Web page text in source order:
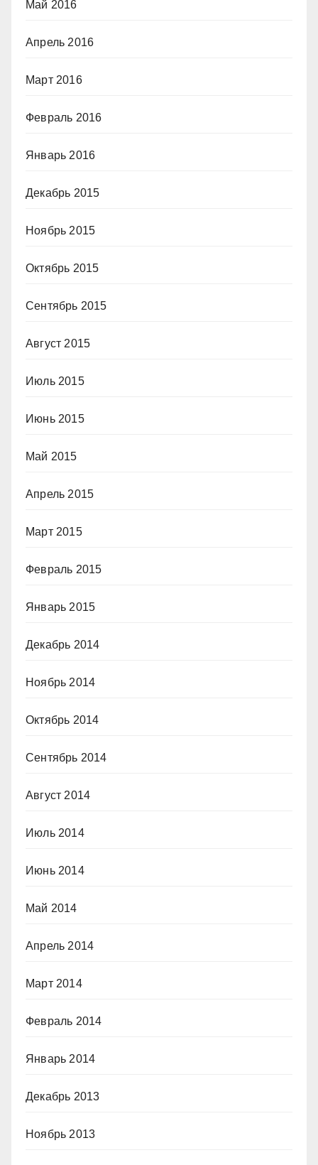
Май 2016
Апрель 2016
Март 2016
Февраль 2016
Январь 2016
Декабрь 2015
Ноябрь 2015
Октябрь 2015
Сентябрь 2015
Август 2015
Июль 2015
Июнь 2015
Май 2015
Апрель 2015
Март 2015
Февраль 2015
Январь 2015
Декабрь 2014
Ноябрь 2014
Октябрь 2014
Сентябрь 2014
Август 2014
Июль 2014
Июнь 2014
Май 2014
Апрель 2014
Март 2014
Февраль 2014
Январь 2014
Декабрь 2013
Ноябрь 2013